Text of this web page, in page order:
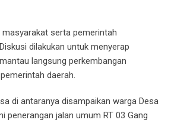
serta pemerintah
dilakukan untuk menyerap
langsung perkembangan
daerah.
di antaranya disampaikan warga Desa
penerangan jalan umum RT 03 Gang